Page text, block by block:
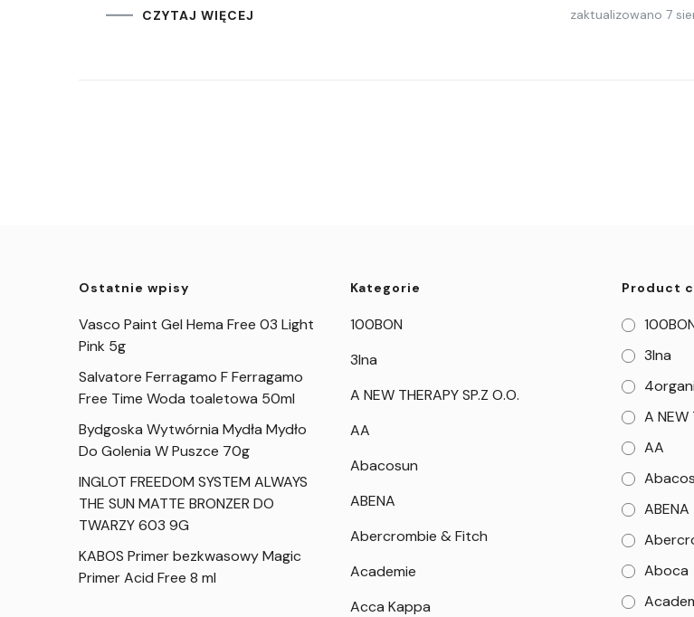
CZYTAJ WIĘCEJ zaktualizowano 7
Ostatnie wpisy
Vasco Paint Gel Hema Free 03 Light
Pink 5g
Salvatore Ferragamo F Ferragamo
Free Time Woda toaletowa 50ml
Bydgoska Wytwórnia Mydła Mydło
Do Golenia W Puszce 70g
INGLOT FREEDOM SYSTEM ALWAYS
THE SUN MATTE BRONZER DO
TWARZY 603 9G
KABOS Primer bezkwasowy Magic
Primer Acid Free 8 ml
Kategorie
100BON
3Ina
A NEW THERAPY SP.Z O.O.
AA
Abacosun
ABENA
Abercrombie & Fitch
Academie
Acca Kappa
Product
3Ina
A NEW
AA
ABENA
Aboca